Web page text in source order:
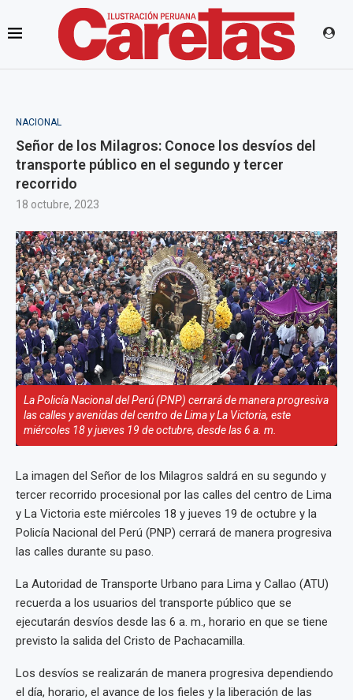
NACIONAL
Señor de los Milagros: Conoce los desvíos del
transporte público en el segundo y tercer
recorrido
18 octubre, 2023
La Policía Nacional del Perú (PNP) cerrará de manera progresiva
las calles y avenidas del centro de Lima y La Victoria, este
miércoles 18 y jueves 19 de octubre, desde las 6 a. m.
La imagen del Señor de los Milagros saldrá en su segundo y
tercer recorrido procesional por las calles del centro de Lima
y La Victoria este miércoles 18 y jueves 19 de octubre y la
Policía Nacional del Perú (PNP) cerrará de manera progresiva
las calles durante su paso.
La Autoridad de Transporte Urbano para Lima y Callao (ATU)
recuerda a los usuarios del transporte público que se
ejecutarán desvíos desde las 6 a. m., horario en que se tiene
previsto la salida del Cristo de Pachacamilla.
Los desvíos se realizarán de manera progresiva dependiendo
el día, horario, el avance de los fieles y la liberación de las